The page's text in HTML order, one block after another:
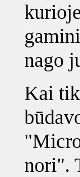
nago
Kai
nori".